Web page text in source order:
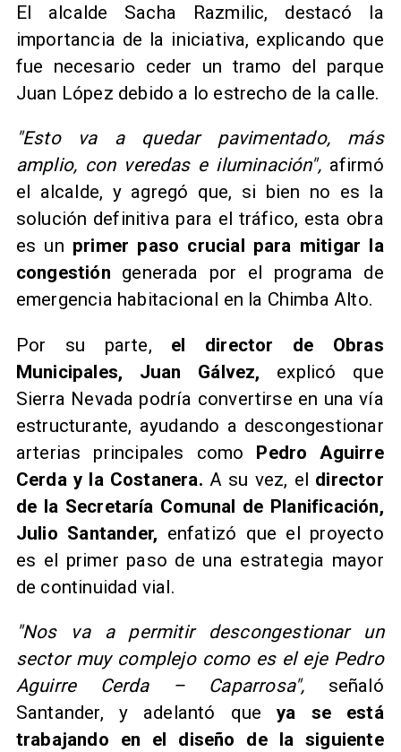
El alcalde Sacha Razmilic,
destacó la
importancia de la iniciativa, explicando que
fue necesario ceder un tramo del parque
Juan López debido a lo estrecho de la calle.
"Esto va a quedar pavimentado, más
amplio, con veredas e iluminación", afirmó
el alcalde, y agregó que, si bien no es la
solución definitiva para el tráfico, esta obra
es un primer paso crucial para mitigar la
congestión generada por el programa de
emergencia habitacional en la Chimba Alto.
Por su parte, el director de Obras
Municipales, Juan Gálvez, explicó que
Sierra Nevada podría convertirse en una vía
estructurante, ayudando a descongestionar
arterias principales como Pedro Aguirre
Cerda y la Costanera. A su vez, el director
de la Secretaría Comunal de Planificación,
Julio Santander, enfatizó que el proyecto
es el primer paso de una estrategia mayor
de continuidad vial.
"Nos va a permitir descongestionar un
sector muy complejo como es el eje Pedro
Aguirre Cerda – Caparrosa", señaló
Santander, y adelantó queya se está
trabajando en el diseño de la siguiente